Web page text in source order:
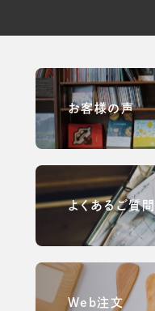
お客様の声
よくあるご質問
Web注文